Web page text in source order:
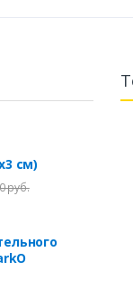
см)
руб.